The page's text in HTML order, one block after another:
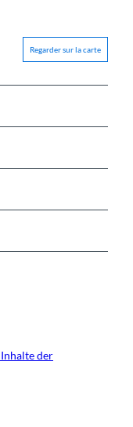
Regarder sur la carte
der